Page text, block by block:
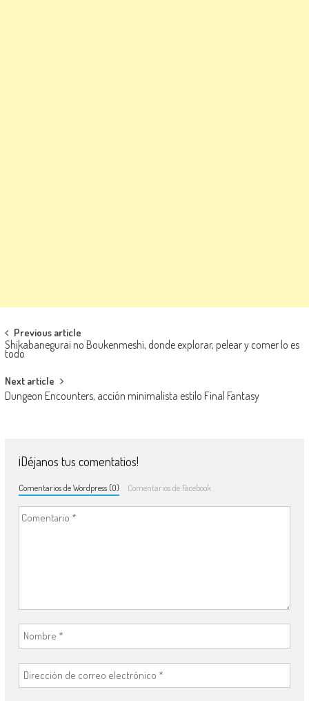
Navegación de entradas
Previous article
Shikabanegurai no Boukenmeshi, donde explorar, pelear y comer lo es
todo
Next article
Dungeon Encounters, acción minimalista estilo Final Fantasy
¡Déjanos tus comentatios!
Comentarios de Wordpress (0) Comentarios de Facebook